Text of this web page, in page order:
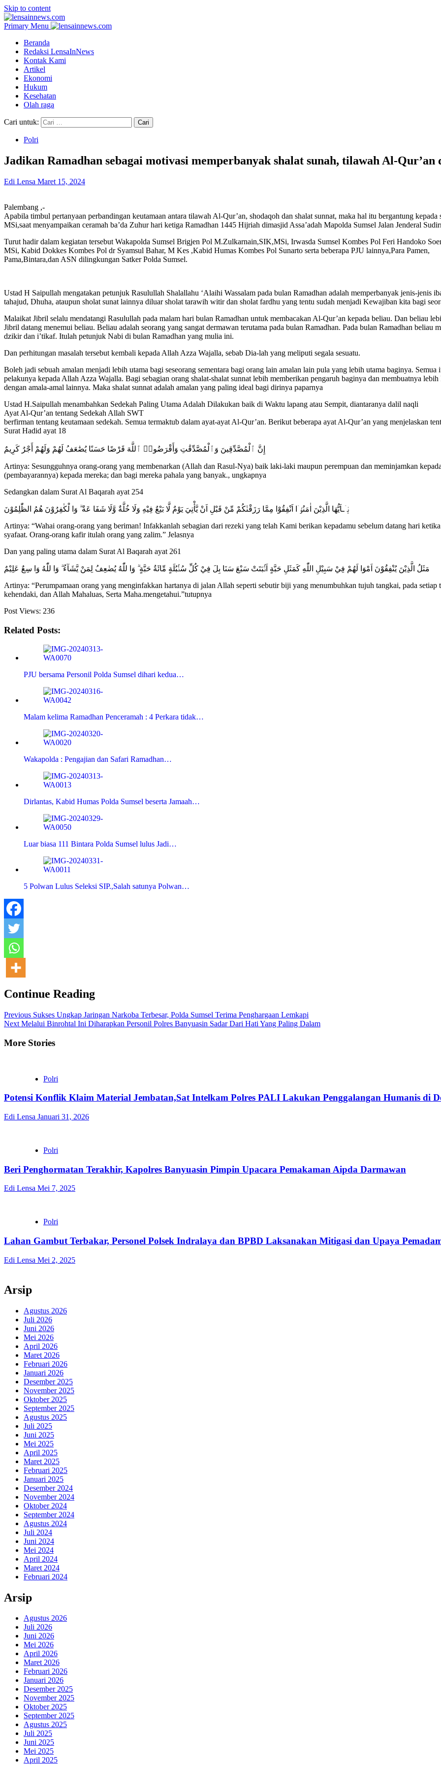
Skip to content
Primary Menu
Beranda
Redaksi LensaInNews
Kontak Kami
Artikel
Ekonomi
Hukum
Kesehatan
Olah raga
Cari untuk:
Polri
Jadikan Ramadhan sebagai motivasi memperbanyak shalat sunah, tilawah Al-Qur’an
Edi Lensa Maret 15, 2024
Palembang ,-
Apabila timbul pertanyaan perbandingan keutamaan antara tilawah Al-Qur’an, shodaqoh dan shalat sunnat, maka hal itu bergantung
MSi,saat menyampaikan ceramah ba’da Zuhur hari ketiga Ramadhan 1445 Hijriah dimasjid Assa’adah Mapolda Sumsel Jalan Jenderal
Turut hadir dalam kegiatan tersebut Wakapolda Sumsel Brigjen Pol M.Zulkarnain,SIK,MSi, Irwasda Sumsel Kombes Pol Feri Handoko
MSi, Kabid Dokkes Kombes Pol dr Syamsul Bahar, M Kes ,Kabid Humas Kombes Pol Sunarto serta beberapa PJU lainnya,Para Pamen,
Pama,Bintara,dan ASN dilingkungan Satker Polda Sumsel.
Ustad H Saipullah mengatakan petunjuk Rasulullah Shalallahu ‘Alaihi Wassalam pada bulan Ramadhan adalah memperbanyak jenis-jenis
tahajud, Dhuha, ataupun sholat sunat lainnya diluar sholat tarawih witir dan sholat fardhu yang tentu sudah menjadi Kewajiban kita bagi
Malaikat Jibril selalu mendatangi Rasulullah pada malam hari bulan Ramadhan untuk membacakan Al-Qur’an kepada beliau. Dan beliau
Jibril datang menemui beliau. Beliau adalah seorang yang sangat dermawan terutama pada bulan Ramadhan. Pada bulan Ramadhan beliau
dzikir dan i’tikaf. Itulah petunjuk Nabi di bulan Ramadhan yang mulia ini.
Dan perhitungan masalah tersebut kembali kepada Allah Azza Wajalla, sebab Dia-lah yang meliputi segala sesuatu.
Boleh jadi sebuah amalan menjadi lebih utama bagi seseorang sementara bagi orang lain amalan lain pula yang lebih utama baginya.
pelakunya kepada Allah Azza Wajalla. Bagi sebagian orang shalat-shalat sunnat lebih memberikan pengaruh baginya dan membuatnya
dengan amala-amal lainnya. Maka shalat sunnat adalah amalan yang paling ideal bagi dirinya paparnya
Ustad H.Saipullah menambahkan Sedekah Paling Utama Adalah Dilakukan baik di Waktu lapang atau Sempit, diantaranya dalil naqli
Ayat Al-Qur’an tentang Sedekah Allah SWT
berfirman tentang keutamaan sedekah. Semua termaktub dalam ayat-ayat Al-Qur’an. Berikut beberapa ayat Al-Qur’an yang menjelaskan
Surat Hadid ayat 18
إِنَّ ٱلْمُصَّدِّقِينَ وَٱلْمُصَّدِّقَٰتِ وَأَقْرَضُوا۟ ٱللَّهَ قَرْضًا حَسَنًا يُضَٰعَفُ لَهُمْ وَلَهُمْ أَجْرٌ كَرِيمٌ
Artinya: Sesungguhnya orang-orang yang membenarkan (Allah dan Rasul-Nya) baik laki-laki maupun perempuan dan meminjamkan
(pembayarannya) kepada mereka; dan bagi mereka pahala yang banyak., ungkapnya
Sedangkan dalam Surat Al Baqarah ayat 254
يٰۤـاَيُّهَا الَّذِيْنَ اٰمَنُوْۤا اَنْفِقُوْا مِمَّا رَزَقْنٰكُمْ مِّنْ قَبْلِ اَنْ يَّأْتِيَ يَوْمٌ لَّا بَيْعٌ فِيْهِ وَلَا خُلَّةٌ وَّلَا شَفَا عَةٌ ۗ وَا لْكٰفِرُوْنَ هُمُ الظّٰلِمُوْنَ
Artinya: “Wahai orang-orang yang beriman! Infakkanlah sebagian dari rezeki yang telah Kami berikan kepadamu sebelum datang hari
syafaat. Orang-orang kafir itulah orang yang zalim.” Jelasnya
Dan yang paling utama dalam Surat Al Baqarah ayat 261
مَثَلُ الَّذِيْنَ يُنْفِقُوْنَ اَمْوَا لَهُمْ فِيْ سَبِيْلِ اللّٰهِ كَمَثَلِ حَبَّةٍ اَنْۢبَتَتْ سَبْعَ سَنَا بِلَ فِيْ كُلِّ سُنْۢبُلَةٍ مِّائَةُ حَبَّةٍ ۗ وَا للّٰهُ يُضٰعِفُ لِمَنْ يَّشَآءُ ۗ وَا للّٰهُ وَا سِعٌ عَلِيْمٌ
Artinya: “Perumpamaan orang yang menginfakkan hartanya di jalan Allah seperti sebutir biji yang menumbuhkan tujuh tangkai, pada
kehendaki, dan Allah Mahaluas, Serta Maha.mengetahui.”tutupnya
Post Views: 236
Related Posts:
PJU bersama Personil Polda Sumsel dihari kedua…
Malam kelima Ramadhan Penceramah : 4 Perkara tidak…
Wakapolda : Pengajian dan Safari Ramadhan…
Dirlantas, Kabid Humas Polda Sumsel beserta Jamaah…
Luar biasa 111 Bintara Polda Sumsel lulus Jadi…
5 Polwan Lulus Seleksi SIP.,Salah satunya Polwan…
Continue Reading
Previous Sukses Ungkap Jaringan Narkoba Terbesar, Polda Sumsel Terima Penghargaan Lemkapi
Next Melalui Binrohtal Ini Diharapkan Personil Polres Banyuasin Sadar Dari Hati Yang Paling Dalam
More Stories
Polri
Potensi Konflik Klaim Material Jembatan,Sat Intelkam Polres PALI Lakukan Penggalangan Humanis di
Edi Lensa Januari 31, 2026
Polri
Beri Penghormatan Terakhir, Kapolres Banyuasin Pimpin Upacara Pemakaman Aipda Darmawan
Edi Lensa Mei 7, 2025
Polri
Lahan Gambut Terbakar, Personel Polsek Indralaya dan BPBD Laksanakan Mitigasi dan Upaya
Edi Lensa Mei 2, 2025
Arsip
Agustus 2026
Juli 2026
Juni 2026
Mei 2026
April 2026
Maret 2026
Februari 2026
Januari 2026
Desember 2025
November 2025
Oktober 2025
September 2025
Agustus 2025
Juli 2025
Juni 2025
Mei 2025
April 2025
Maret 2025
Februari 2025
Januari 2025
Desember 2024
November 2024
Oktober 2024
September 2024
Agustus 2024
Juli 2024
Juni 2024
Mei 2024
April 2024
Maret 2024
Februari 2024
Arsip
Agustus 2026
Juli 2026
Juni 2026
Mei 2026
April 2026
Maret 2026
Februari 2026
Januari 2026
Desember 2025
November 2025
Oktober 2025
September 2025
Agustus 2025
Juli 2025
Juni 2025
Mei 2025
April 2025